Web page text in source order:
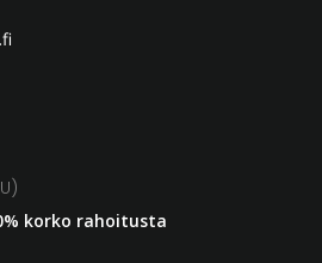
korko rahoitusta